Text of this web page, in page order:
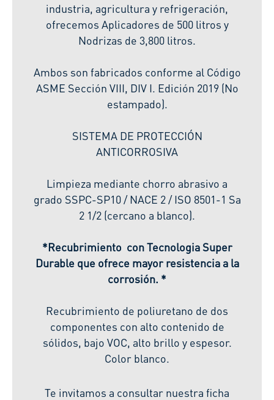
industria, agricultura y refrigeración,
ofrecemos Aplicadores de 500 litros y
Nodrizas de 3,800 litros.
Ambos son fabricados conforme al Código
ASME Sección VIII, DIV I. Edición 2019 (No
estampado).
SISTEMA DE PROTECCIÓN
ANTICORROSIVA
Limpieza mediante chorro abrasivo a
grado SSPC-SP10 / NACE 2 / ISO 8501-1 Sa
2 1/2 (cercano a blanco).
*Recubrimiento con Tecnologia Super
Durable que ofrece mayor resistencia a la
corrosión. *
Recubrimiento de poliuretano de dos
componentes con alto contenido de
sólidos, bajo VOC, alto brillo y espesor.
Color blanco.
Te invitamos a consultar nuestra ficha